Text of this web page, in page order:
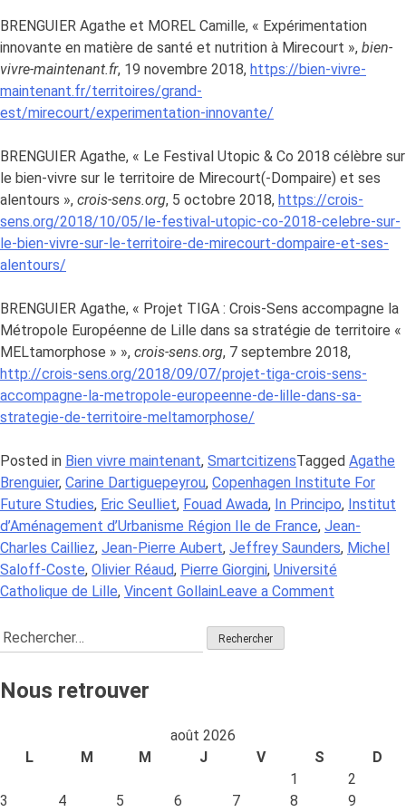
BRENGUIER Agathe et MOREL Camille, « Expérimentation
innovante en matière de santé et nutrition à Mirecourt », bien-
vivre-maintenant.fr, 19 novembre 2018, https://bien-vivre-
maintenant.fr/territoires/grand-
est/mirecourt/experimentation-innovante/
BRENGUIER Agathe, « Le Festival Utopic & Co 2018 célèbre sur
le bien-vivre sur le territoire de Mirecourt(-Dompaire) et ses
alentours », crois-sens.org, 5 octobre 2018, https://crois-
sens.org/2018/10/05/le-festival-utopic-co-2018-celebre-sur-
le-bien-vivre-sur-le-territoire-de-mirecourt-dompaire-et-ses-
alentours/
BRENGUIER Agathe, « Projet TIGA : Crois-Sens accompagne la
Métropole Européenne de Lille dans sa stratégie de territoire «
MELtamorphose » », crois-sens.org, 7 septembre 2018,
http://crois-sens.org/2018/09/07/projet-tiga-crois-sens-
accompagne-la-metropole-europeenne-de-lille-dans-sa-
strategie-de-territoire-meltamorphose/
Posted in Bien vivre maintenant, SmartcitizensTagged Agathe
Brenguier, Carine Dartiguepeyrou, Copenhagen Institute For
Future Studies, Eric Seulliet, Fouad Awada, In Principo, Institut
d’Aménagement d’Urbanisme Région Ile de France, Jean-
Charles Cailliez, Jean-Pierre Aubert, Jeffrey Saunders, Michel
Saloff-Coste, Olivier Réaud, Pierre Giorgini, Université
Catholique de Lille, Vincent GollainLeave a Comment
Rechercher :
Nous retrouver
août 2026
L
M M J V S
D
1
2
3
4 5 6 7 8
9